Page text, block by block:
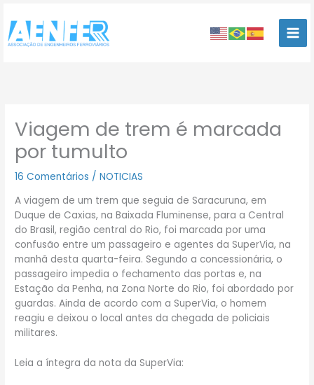
para
conteúdo
Viagem de trem é marcada
por tumulto
16 Comentários /NOTICIAS
A viagem de um trem que seguia de Saracuruna, em
Duque de Caxias, na Baixada Fluminense, para a Central
do Brasil, região central do Rio, foi marcada por uma
confusão entre um passageiro e agentes da SuperVia, na
manhã desta quarta-feira. Segundo a concessionária, o
passageiro impedia o fechamento das portas e, na
Estação da Penha, na Zona Norte do Rio, foi abordado por
guardas. Ainda de acordo com a SuperVia, o homem
reagiu e deixou o local antes da chegada de policiais
militares.
Leia a íntegra da nota da SuperVia: